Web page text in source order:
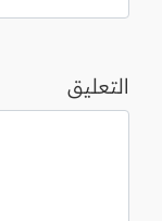
التعليق